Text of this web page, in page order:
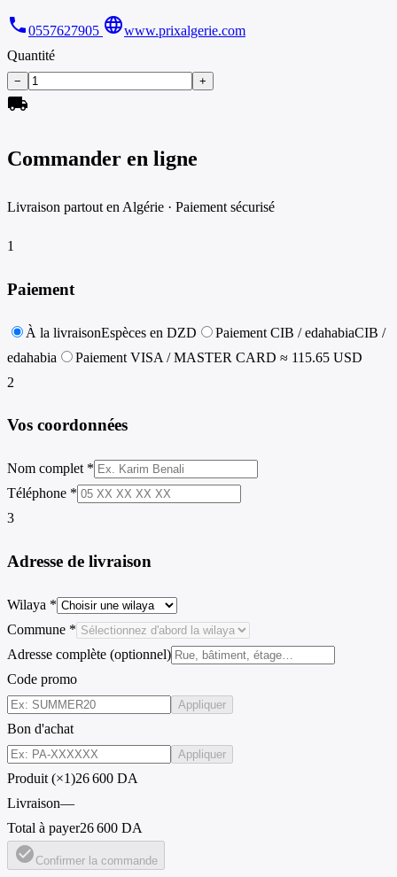
phone0557627905 languagewww.prixalgerie.com
Quantité
− +
local_shipping
Commander en ligne
Livraison partout en Algérie · Paiement sécurisé
1
Paiement
À la livraisonEspèces en DZD Paiement CIB / edahabiaCIB /
edahabia
Paiement VISA / MASTER CARD ≈ 115.65 USD
2
Vos coordonnées
Nom complet *
Téléphone *
3
Adresse de livraison
Wilaya *
Commune *
Adresse complète (optionnel)
Code promo
Appliquer
Bon d'achat
Appliquer
Produit (×1)26 600 DA
Livraison—
Total à payer26 600 DA
check_circle Confirmer la commande